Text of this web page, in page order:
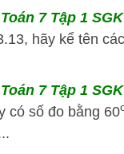
7 Tập 1
hãy kể tên
7 Tập 1
có số đo bằng 60